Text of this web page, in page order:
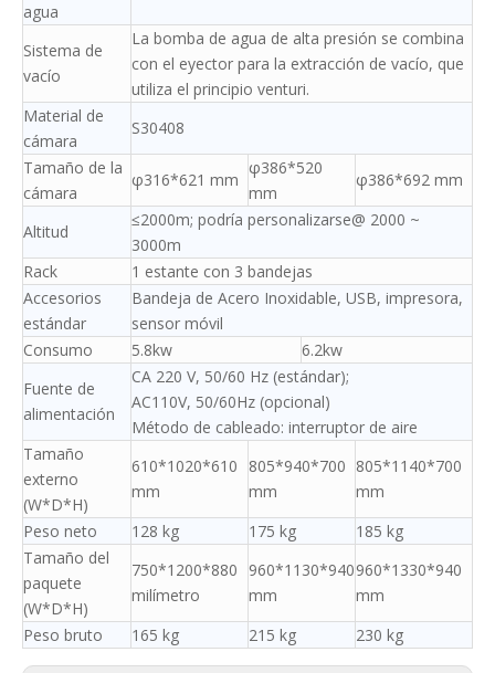
agua
Sistema de
vacío
La bomba de agua de alta presión se combina
con el eyector para la extracción de vacío, que
utiliza el principio venturi.
Material de
cámara
S30408
Tamaño de la
cámara
φ316*621 mm
φ386*520
mm
φ386*692 mm
Altitud
≤2000m; podría personalizarse@ 2000 ~
3000m
Rack
1 estante con 3 bandejas
Accesorios
estándar
Bandeja de Acero Inoxidable, USB, impresora,
sensor móvil
Consumo
5.8kw
6.2kw
Fuente de
alimentación
CA 220 V, 50/60 Hz (estándar);
AC110V, 50/60Hz (opcional)
Método de cableado: interruptor de aire
Tamaño
externo
(W*D*H)
610*1020*610
mm
805*940*700
mm
805*1140*700
mm
Peso neto
128 kg 175 kg
185 kg
Tamaño del
paquete
(W*D*H)
750*1200*880
milímetro
960*1130*940
mm
960*1330*940
mm
Peso bruto
165 kg 215 kg 230 kg